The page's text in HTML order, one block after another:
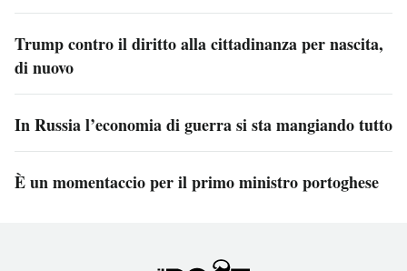
Trump contro il diritto alla cittadinanza per nascita,
di nuovo
In Russia l’economia di guerra si sta mangiando tutto
È un momentaccio per il primo ministro portoghese